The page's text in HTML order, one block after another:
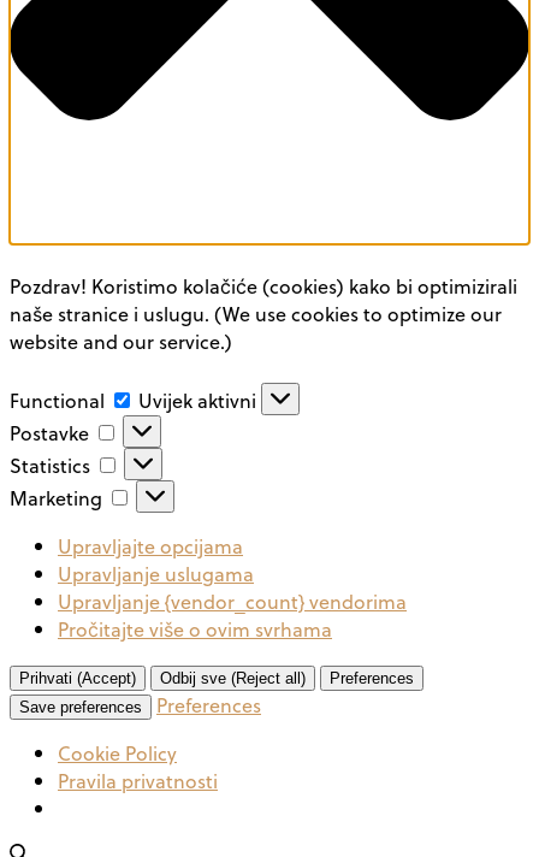
Pozdrav! Koristimo kolačiće (cookies) kako bi optimizirali
naše stranice i uslugu. (We use cookies to optimize our
website and our service.)
Functional Functional
Uvijek aktivni
Postavke
Postavke
Statistics Statistics
Marketing Marketing
Upravljajte opcijama
Upravljanje uslugama
Upravljanje {vendor_count} vendorima
Pročitajte više o ovim svrhama
Prihvati (Accept) Odbij sve (Reject all)
Preferences
Save preferences
Preferences
Cookie Policy
Pravila privatnosti